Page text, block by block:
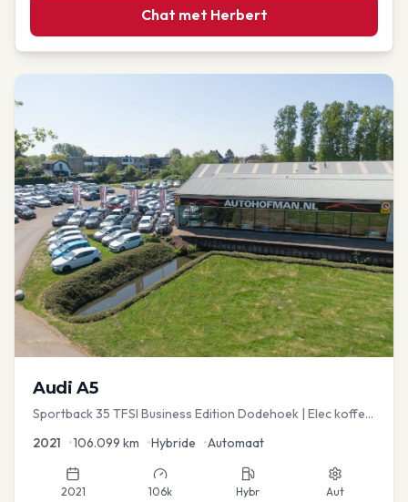
Chat met Herbert
Audi A5
Sportback 35 TFSI Business Edition Dodehoek | Elec koffer
2021 •106.099 km •Hybride •Automaat
2021 106k Hybr Aut